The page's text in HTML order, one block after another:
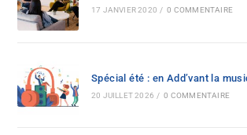
17 JANVIER 2020 / 0 COMMENTAIRE
Spécial été : en Add’vant la
20 JUILLET 2026 / 0 COMMENTAIRE